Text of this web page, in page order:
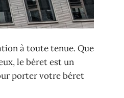
à toute tenue. Que
le béret est un
porter votre béret